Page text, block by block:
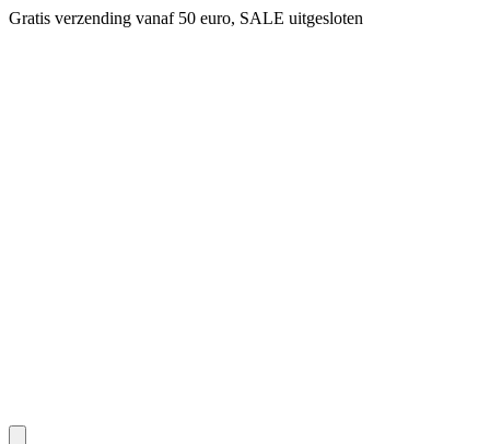
Gratis verzending vanaf 50 euro, SALE uitgesloten